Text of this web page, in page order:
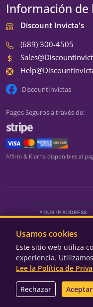
Información de
Discount Invicta's
(689) 300-4505
DiscountInvictas
Pagos Seguros a través de:
Affirm & Klarna disponibles al
© 2025-2026 Discount
Sitio
Usamos cookies
Este sitio web utiliza
experiencia.
Lee la Política de
Rechazar
We're currently closed
Volveremos
Sábado – Domingo